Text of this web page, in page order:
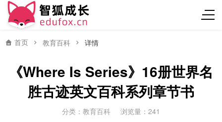
首页 教育百科 详情
《Where Is Series》16册世界名
胜古迹英文百科系列章节书
分类： 教育百科 浏览量：241